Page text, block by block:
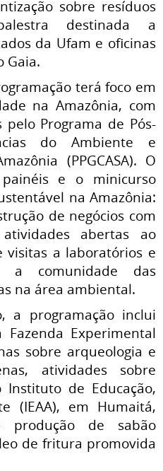
sobre resíduos
destinada a
da Ufam e oficinas
Gaia.
terá foco em
na Amazônia, com
pelo Programa de Pós-
do Ambiente e
(PPGCASA). O
e o minicurso
na Amazônia:
de negócios com
abertas ao
visitas a laboratórios e
a comunidade das
na área ambiental.
a programação inclui
Experimental
sobre arqueologia e
atividades sobre
de Educação,
(IEAA), em Humaitá,
de sabão
de fritura promovida